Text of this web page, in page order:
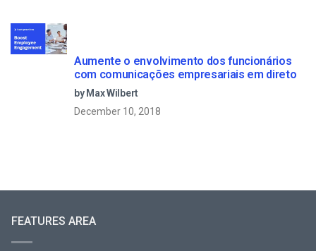
Aumente o envolvimento dos funcionários
com comunicações empresariais em direto
by Max Wilbert
December 10, 2018
FEATURES AREA